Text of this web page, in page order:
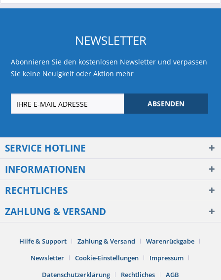
NEWSLETTER
Abonnieren Sie den kostenlosen Newsletter und verpassen
Sie keine Neuigkeit oder Aktion mehr
ABSENDEN
SERVICE HOTLINE
INFORMATIONEN
RECHTLICHES
ZAHLUNG & VERSAND
Hilfe & Support Zahlung & Versand
Warenrückgabe
Newsletter
Cookie-Einstellungen
Impressum
Datenschutzerklärung
Rechtliches AGB